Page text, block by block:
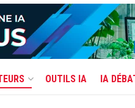
OUTILS IA IA